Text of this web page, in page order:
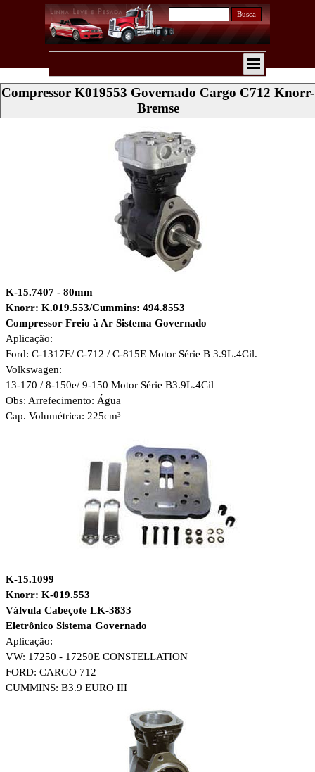
Busca
Compressor K019553 Governado Cargo C712 Knorr-
Bremse
K-15.7407 - 80mm
Knorr: K.019.553/Cummins: 494.8553
Compressor Freio à Ar Sistema Governado
Aplicação:
Ford: C-1317E/ C-712 / C-815E Motor Série B 3.9L.4Cil.
Volkswagen:
13-170 / 8-150e/ 9-150 Motor Série B3.9L.4Cil
Obs: Arrefecimento: Água
Cap. Volumétrica: 225cm³
K-15.1099
Knorr: K-019.553
Válvula Cabeçote LK-3833
Eletrônico Sistema Governado
Aplicação:
VW: 17250 - 17250E CONSTELLATION
FORD: CARGO 712
CUMMINS: B3.9 EURO III